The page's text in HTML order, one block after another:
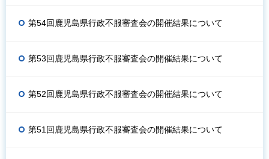
第54回鹿児島県行政不服審査会の開催結果について
第53回鹿児島県行政不服審査会の開催結果について
第52回鹿児島県行政不服審査会の開催結果について
第51回鹿児島県行政不服審査会の開催結果について